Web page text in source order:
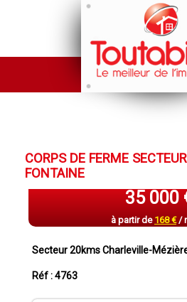
ACHETER
FINANCER
LOUER
GESTION
CORPS DE FERME
FONTAINE
35 000
à partir de 168 €/
Secteur 20kms Charleville-
Réf : 4763